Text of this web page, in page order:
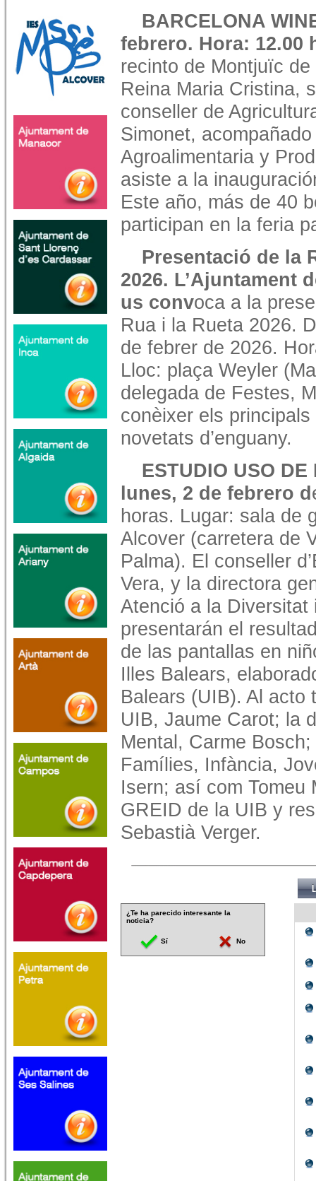
BARCELONA
febrero. Hora: 12.00
recinto de Montjuïc
Reina Maria Cristina,
conseller de
Simonet,
Agroalimentaria y
asiste a la
Este año, más de 40
participan en la feria
Presentació de la
2026. L’Ajuntament
us convoca a la
Rua i la Rueta 2026.
de febrer de 2026.
Lloc: plaça Weyler
delegada de Festes,
conèixer els
novetats d’enguany.
ESTUDIO USO
lunes, 2 de febrero d
horas. Lugar: sala de
Alcover (carretera de
Palma). El conseller
Vera, y la directora
Atenció a la
presentarán el
de las pantallas en
Illes Balears,
Balears (UIB). Al acto
UIB, Jaume Carot; la
Mental, Carme
Famílies, Infància,
Isern; así com Tomeu
GREID de la UIB y
Sebastià Verger.
¿Te ha parecido interesante la
noticia?
Sí No